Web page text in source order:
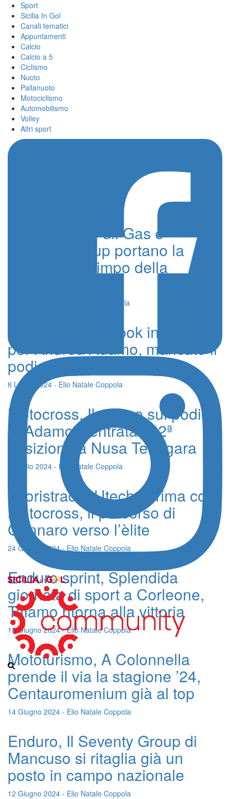
Sport
Sicilia In Gol
Canali tematici
Appuntamenti
Calcio
Calcio a 5
Ciclismo
Nuoto
Pallanuoto
Motociclismo
Automobilismo
Volley
Altri sport
Fuoristrada, Full Gas e
Seventy Group portano la
Sicilia nell’Olimpo della
20 Agosto 2024 - Elio Natale Coppola
Motocross, Lombok indigesta
per Andrea Adamo, mancato il
podio per un soffio
8 Luglio 2024 - Elio Natale Coppola
Motocross, Il ritorno sul podio
di Adamo, centrata la 2ª
posizione a Nusa Tenggara
3 Luglio 2024 - Elio Natale Coppola
Fuoristrada, Utech fa rima con
motocross, il percorso di
Gennaro verso l’èlite
24 Giugno 2024 - Elio Natale Coppola
Enduro sprint, Splendida
giornata di sport a Corleone,
Talamo ritorna alla vittoria
18 Giugno 2024 - Elio Natale Coppola
Mototurismo, A Colonnella
prende il via la stagione ’24,
Centauromenium già al top
14 Giugno 2024 - Elio Natale Coppola
Enduro, Il Seventy Group di
Mancuso si ritaglia già un
posto in campo nazionale
12 Giugno 2024 - Elio Natale Coppola